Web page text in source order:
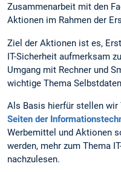
Zusammenarbeit mit den
Aktionen im Rahmen der
Ziel der Aktionen ist es,
IT-Sicherheit aufmerksam
Umgang mit Rechner und
wichtige Thema
Als Basis hierfür stellen wir
Seiten der
Werbemittel und Aktionen
werden, mehr zum Thema
nachzulesen.